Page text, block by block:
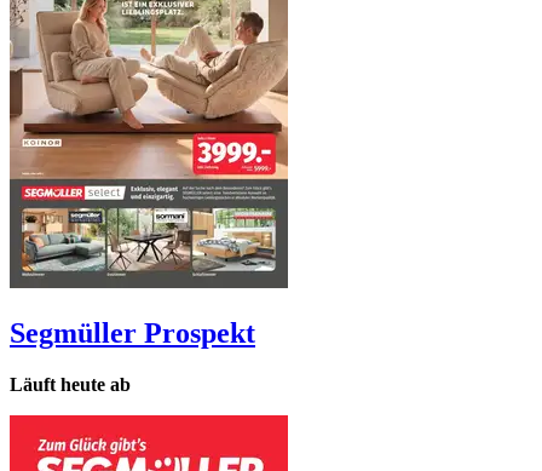
Segmüller Prospekt
Läuft heute ab